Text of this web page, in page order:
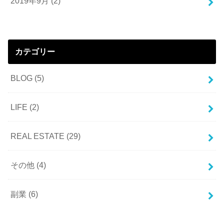
カテゴリー
BLOG (5)
LIFE (2)
REAL ESTATE (29)
その他 (4)
副業 (6)